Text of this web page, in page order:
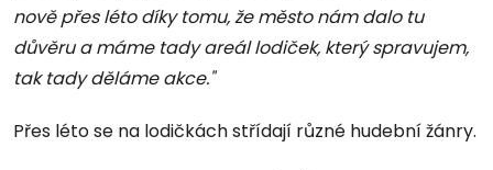
nově přes léto díky tomu, že město nám dalo tu
důvěru a máme tady areál lodiček, který spravujem,
tak tady děláme akce."
Přes léto se na lodičkách střídají různé hudební žánry.